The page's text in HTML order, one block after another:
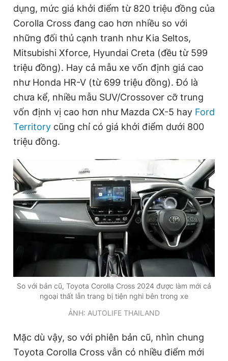
dụng, mức giá khởi điểm từ 820 triệu đồng của
Corolla Cross đang cao hơn nhiều so với
những đối thủ cạnh tranh như Kia Seltos,
Mitsubishi Xforce, Hyundai Creta (đều từ 599
triệu đồng). Hay cả mẫu xe vốn định giá cao
như Honda HR-V (từ 699 triệu đồng). Đó là
chưa kể, nhiều mẫu SUV/Crossover cỡ trung
vốn định vị cao hơn như Mazda CX-5 hay Ford
Territory cũng chỉ có giá khởi điểm dưới 800
triệu đồng.
So với bản cũ, Toyota Corolla Cross 2024 được làm mới cả
ngoại thất lẫn trang bị tiện nghi bên trong xe
ẢNH: AUTOLIFE THAILAND
Mặc dù vậy, so với phiên bản cũ, nhìn chung
Toyota Corolla Cross vẫn có nhiều điểm mới